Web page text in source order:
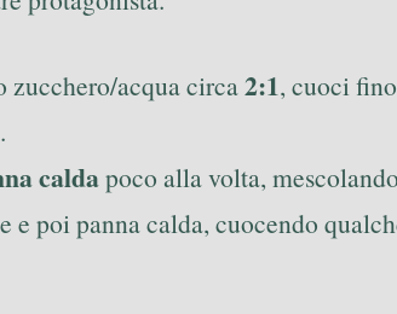
zucchero/acqua circa2:1, cuoci
caldapoco alla volta,
e poi panna calda, cuocendo